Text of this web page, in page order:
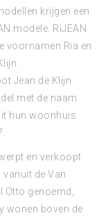
krijgen een
modele. RiJEAN
voornamen Ria en
Jean de Klijn
met de naam
hun woonhuis
en verkoopt
de Van
genoemd,
wonen boven de